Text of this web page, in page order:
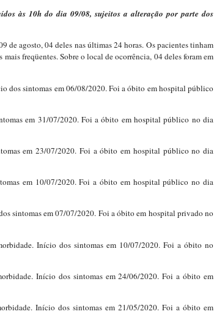
às 10h do dia 09/08, sujeitos a alteração por parte dos
de agosto, 04 deles nas últimas 24 horas. Os pacientes tinham
freqüentes. Sobre o local de ocorrência, 04 deles foram em
dos sintomas em 06/08/2020. Foi a óbito em hospital público
em 31/07/2020. Foi a óbito em hospital público no dia
em 23/07/2020. Foi a óbito em hospital público no dia
em 10/07/2020. Foi a óbito em hospital público no dia
sintomas em 07/07/2020. Foi a óbito em hospital privado no
Início dos sintomas em 10/07/2020. Foi a óbito no
Início dos sintomas em 24/06/2020. Foi a óbito em
Início dos sintomas em 21/05/2020. Foi a óbito em